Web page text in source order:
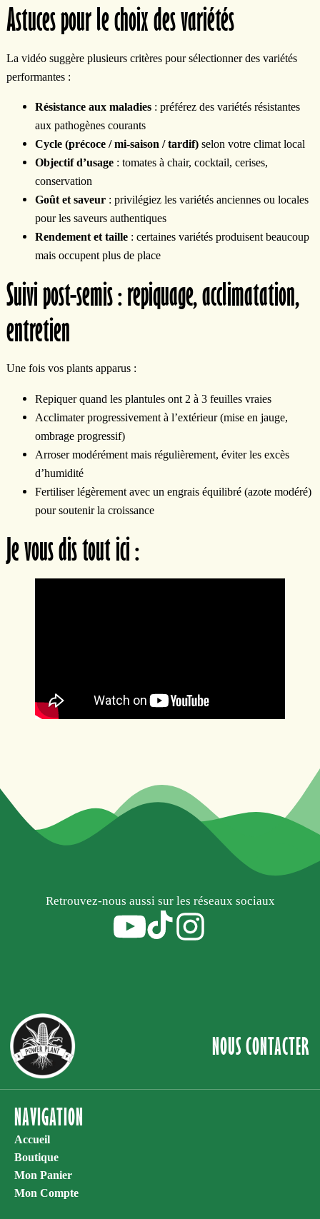
Astuces pour le choix des variétés
La vidéo suggère plusieurs critères pour sélectionner des variétés
performantes :
Résistance aux maladies: préférez des variétés résistantes
aux pathogènes courants
Cycle (précoce / mi-saison / tardif)selon votre climat local
Objectif d’usage: tomates à chair, cocktail, cerises,
conservation
Goût et saveur: privilégiez les variétés anciennes ou locales
pour les saveurs authentiques
Rendement et taille: certaines variétés produisent beaucoup
mais occupent plus de place
Suivi post-semis : repiquage, acclimatation,
entretien
Une fois vos plants apparus :
Repiquer quand les plantules ont 2 à 3 feuilles vraies
Acclimater progressivement à l’extérieur (mise en jauge,
ombrage progressif)
Arroser modérément mais régulièrement, éviter les excès
d’humidité
Fertiliser légèrement avec un engrais équilibré (azote modéré)
pour soutenir la croissance
Je vous dis tout ici :
Retrouvez-nous aussi sur les réseaux sociaux
NOUS CONTACTER
NAVIGATION
Accueil
Boutique
Mon Panier
Mon Compte